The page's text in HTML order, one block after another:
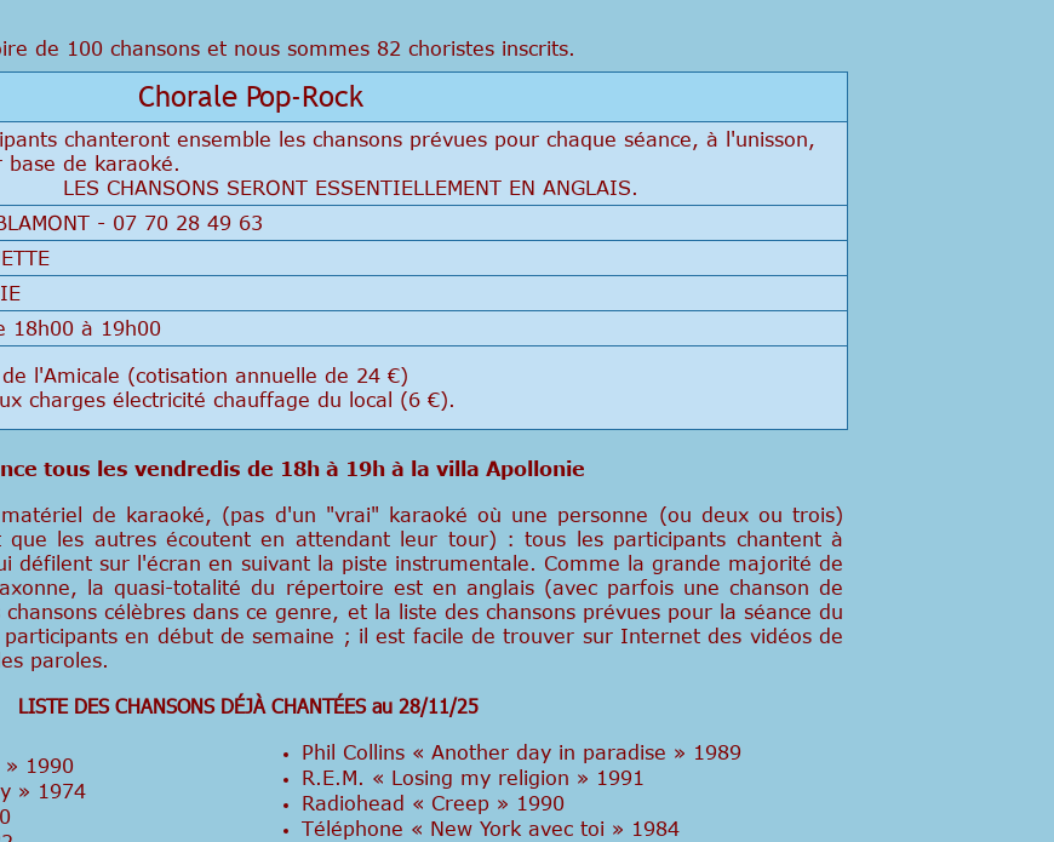
de 100 chansons et nous sommes 82 choristes inscrits.
Chorale Pop-Rock
chanteront ensemble les chansons prévues pour chaque séance, à l'unisson,
base de karaoké.
LES CHANSONS SERONT ESSENTIELLEMENT EN ANGLAIS.
- 07 70 28 49 63
18h00 à 19h00
l'Amicale (cotisation annuelle de 24 €)
charges électricité chauffage du local (6 €).
tous les vendredis de 18h à 19h à la villa Apollonie
de karaoké, (pas d'un "vrai" karaoké où une personne (ou deux ou trois)
que les autres écoutent en attendant leur tour) : tous les participants chantent à
défilent sur l'écran en suivant la piste instrumentale. Comme la grande majorité de
la quasi-totalité du répertoire est en anglais (avec parfois une chanson de
célèbres dans ce genre, et la liste des chansons prévues pour la séance du
en début de semaine ; il est facile de trouver sur Internet des vidéos de
paroles.
LISTE DES CHANSONS DÉJÀ CHANTÉES au 28/11/25
» 1990
» 1974
Phil Collins « Another day in paradise » 1989
R.E.M. « Losing my religion » 1991
Radiohead « Creep » 1990
Téléphone « New York avec toi » 1984